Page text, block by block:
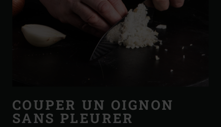
COUPER UN OIGNON
SANS PLEURER